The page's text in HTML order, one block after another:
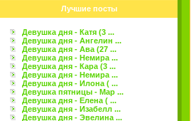
Лучшие посты
Девушка дня - Катя (3 ...
Девушка дня - Ангелин ...
Девушка дня - Ава (27 ...
Девушка дня - Немира ...
Девушка дня - Кара (3 ...
Девушка дня - Немира ...
Девушка дня - Илона ( ...
Девушка пятницы - Мар ...
Девушка дня - Елена ( ...
Девушка дня - Изабелл ...
Девушка дня - Эвелина ...